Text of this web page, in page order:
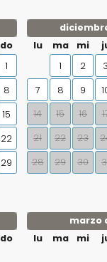
do
1
8
15
22
29
lu
ma mi
1
2 3
7
8 9
14
15 16
21
22 23
28
29 30
do
marzo
lu
ma mi